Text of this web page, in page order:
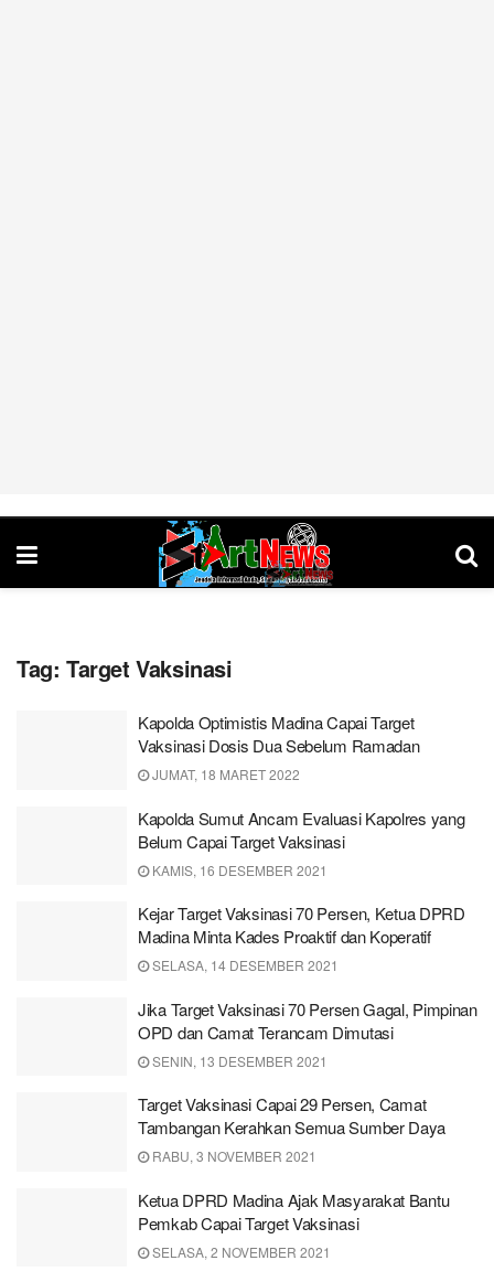
Tag: Target Vaksinasi
Kapolda Optimistis Madina Capai Target
Vaksinasi Dosis Dua Sebelum Ramadan
JUMAT, 18 MARET 2022
Kapolda Sumut Ancam Evaluasi Kapolres yang
Belum Capai Target Vaksinasi
KAMIS, 16 DESEMBER 2021
Kejar Target Vaksinasi 70 Persen, Ketua DPRD
Madina Minta Kades Proaktif dan Koperatif
SELASA, 14 DESEMBER 2021
Jika Target Vaksinasi 70 Persen Gagal, Pimpinan
OPD dan Camat Terancam Dimutasi
SENIN, 13 DESEMBER 2021
Target Vaksinasi Capai 29 Persen, Camat
Tambangan Kerahkan Semua Sumber Daya
RABU, 3 NOVEMBER 2021
Ketua DPRD Madina Ajak Masyarakat Bantu
Pemkab Capai Target Vaksinasi
SELASA, 2 NOVEMBER 2021